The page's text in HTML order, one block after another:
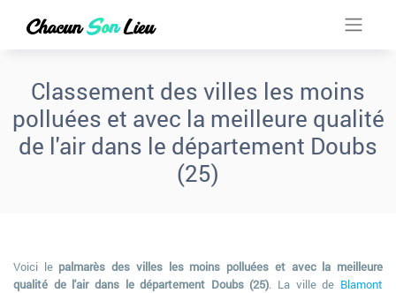
Classement des villes les moins
polluées et avec la meilleure qualité
de l'air dans le département Doubs
(25)
Voici le palmarès des villes les moins polluées et avec la meilleure
qualité de l'air dans le département Doubs (25). La ville de Blamont